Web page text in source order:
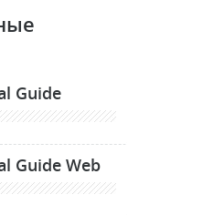
Guide
Guide Web